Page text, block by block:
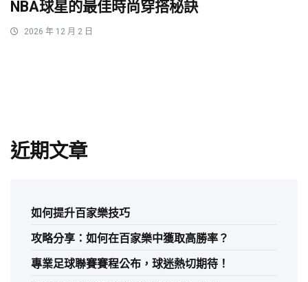
NBA球星的最佳時尚穿搭秘訣
2026 年 12 月 2 日
近期文章
如何提升百家樂技巧
攻略分享：如何在百家樂中獲取高勝率？
專業足球聯賽賽程公布，球迷熱切期待！